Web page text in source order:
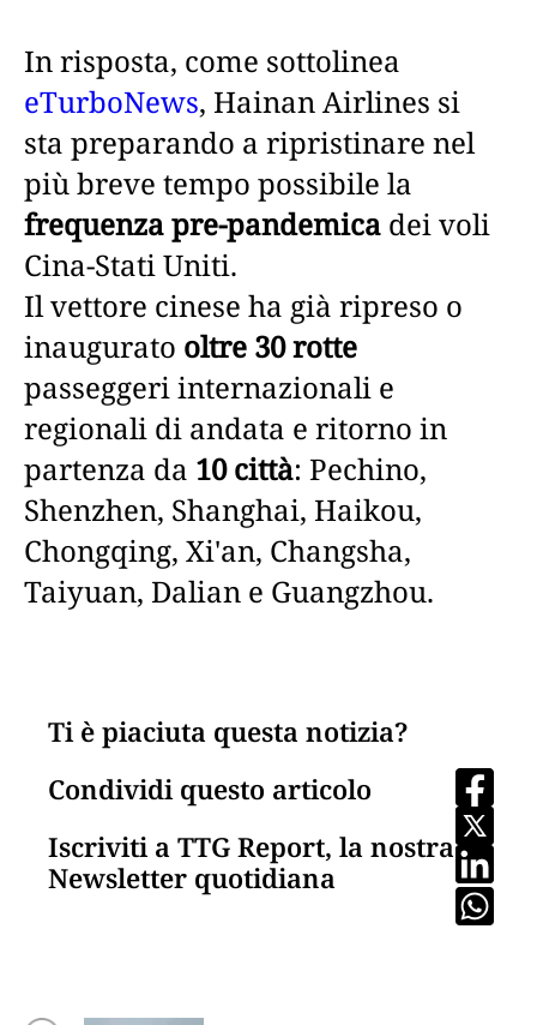
In risposta, come sottolinea
eTurboNews, Hainan Airlines si
sta preparando a ripristinare nel
più breve tempo possibile la
frequenza pre-pandemica dei voli
Cina-Stati Uniti.
Il vettore cinese ha già ripreso o
inaugurato oltre 30 rotte
passeggeri internazionali e
regionali di andata e ritorno in
partenza da 10 città: Pechino,
Shenzhen, Shanghai, Haikou,
Chongqing, Xi'an, Changsha,
Taiyuan, Dalian e Guangzhou.
Ti è piaciuta questa notizia?
Condividi questo articolo
Iscriviti a TTG Report, la nostra
Newsletter quotidiana